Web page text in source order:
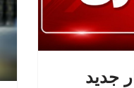
جدید